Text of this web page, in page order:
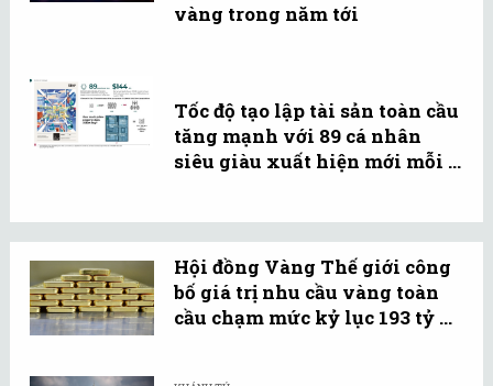
vàng trong năm tới
Tốc độ tạo lập tài sản toàn cầu
tăng mạnh với 89 cá nhân
siêu giàu xuất hiện mới mỗi ...
Hội đồng Vàng Thế giới công
bố giá trị nhu cầu vàng toàn
cầu chạm mức kỷ lục 193 tỷ ...